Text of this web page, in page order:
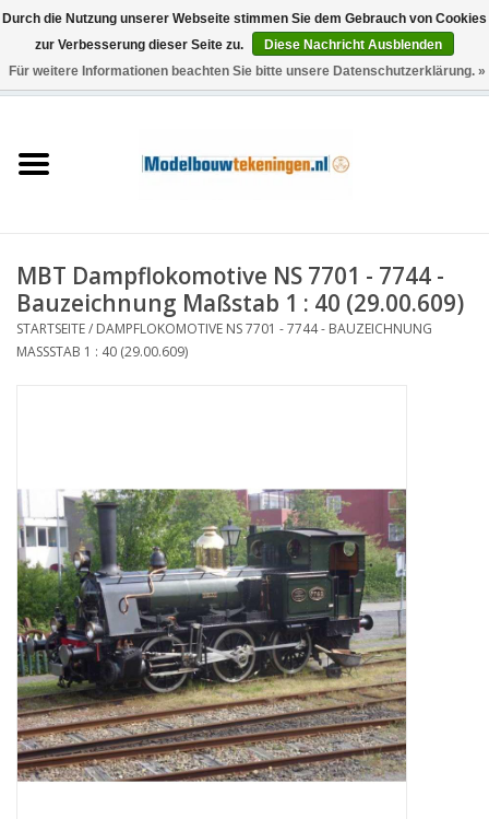
0 Artikel - €0,00
Schiffe
Holzbau
Landschaft
Zeitschriften
Neue Zeichnungen
NEUE ZEITSCHRIFTEN
ABONNEMENT DER
MODELLBAUER
MBT Dampflokomotive NS 7701 - 7744 -
Bauzeichnung Maßstab 1 : 40 (29.00.609)
STARTSEITE/ DAMPFLOKOMOTIVE NS 7701 - 7744 - BAUZEICHNUNG
MASSSTAB 1 : 40 (29.00.609)
Durch die Nutzung unserer Webseite stimmen Sie dem Gebrauch von Cookies
zur Verbesserung dieser Seite zu.
Diese Nachricht Ausblenden
Für weitere Informationen beachten Sie bitte unsere Datenschutzerklärung. »